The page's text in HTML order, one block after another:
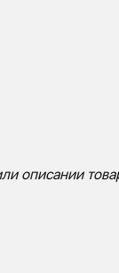
описании